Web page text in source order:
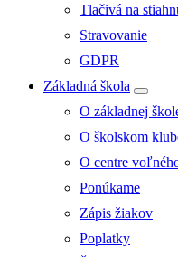
Tlačivá na
Stravovanie
GDPR
Základná škola
O základnej
O školskom
O centre
Ponúkame
Zápis žiakov
Poplatky